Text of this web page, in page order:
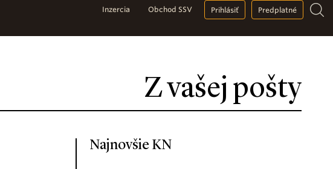
Z vašej pošty
Inzercia Obchod SSV Prihlásiť Predplatné
Najnovšie KN